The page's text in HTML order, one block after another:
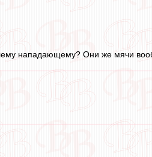
нападающему? Они же мячи